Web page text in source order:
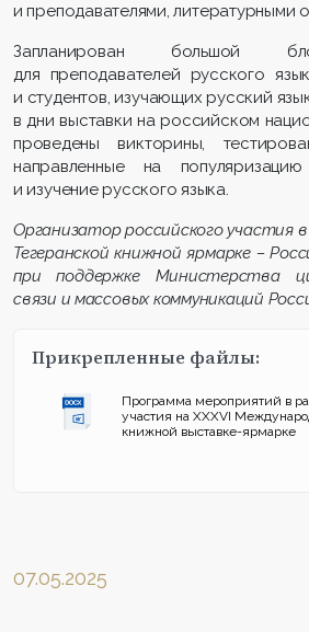
и преподавателями, литературными
Запланирован большой
для преподавателей русского
и студентов, изучающих русский
в дни выставки на российском
проведены викторины,
направленные на
и изучение русского языка.
Организатор российского участия
Тегеранской книжной ярмарке –
при поддержке Министерства
связи и массовых коммуникаций
Прикрепленные файлы:
Программа мероприятий в
участия на XXXVI
книжной выставке-ярмарке
07.05.2025